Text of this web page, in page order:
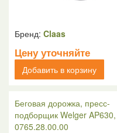
Бренд: Claas
Цену уточняйте
Добавить в корзину
Беговая дорожка, пресс-
подборщик Welger AP630,
0765.28.00.00